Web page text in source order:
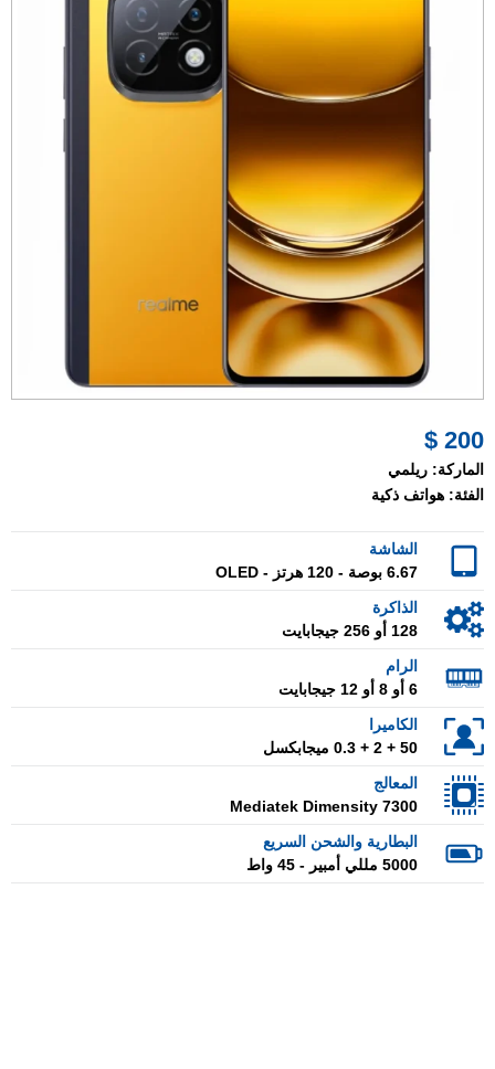
200 $
الماركة: ريلمي
الفئة: هواتف ذكية
الشاشة
6.67 بوصة - 120 هرتز - OLED
الذاكرة
128 أو 256 جيجابايت
الرام
6 أو 8 أو 12 جيجابايت
الكاميرا
50 + 2 + 0.3 ميجابكسل
المعالج
Mediatek Dimensity 7300
البطارية والشحن السريع
5000 مللي أمبير - 45 واط